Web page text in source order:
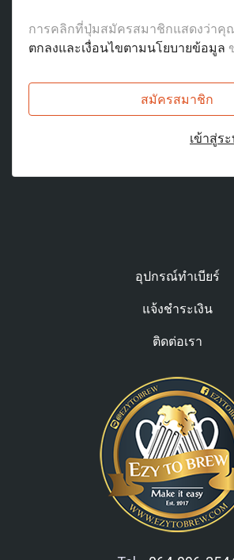
การคลิกที่ปุ่มสมัครสมาชิกแสดงว่าคุ
ตกลงและเงื่อนไขตามนโยบายข้อมูล
สมัครสมาชิก
เข้าสู่ร
อุปกรณ์ทำเบียร์
แจ้งชำระเงิน
ติดต่อเรา